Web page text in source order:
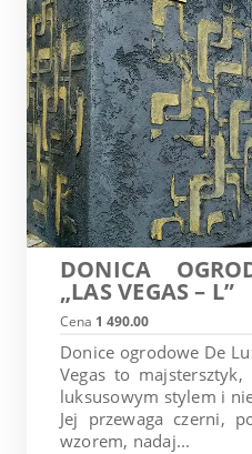
DONICA
„LAS VEGAS – L”
Cena 1 490.00
Donice ogrodowe De
Vegas to
luksusowym stylem i
Jej przewaga czerni,
wzorem, nadaj...